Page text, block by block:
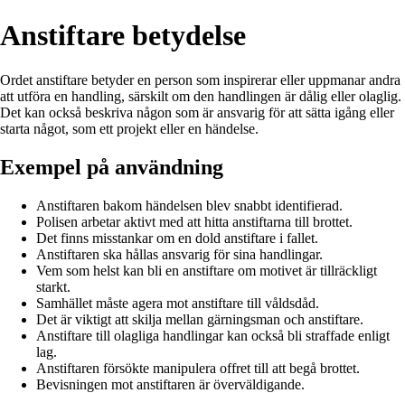
Anstiftare betydelse
Ordet anstiftare betyder en person som inspirerar eller uppmanar andra
att utföra en handling, särskilt om den handlingen är dålig eller olaglig.
Det kan också beskriva någon som är ansvarig för att sätta igång eller
starta något, som ett projekt eller en händelse.
Exempel på användning
Anstiftaren bakom händelsen blev snabbt identifierad.
Polisen arbetar aktivt med att hitta anstiftarna till brottet.
Det finns misstankar om en dold anstiftare i fallet.
Anstiftaren ska hållas ansvarig för sina handlingar.
Vem som helst kan bli en anstiftare om motivet är tillräckligt
starkt.
Samhället måste agera mot anstiftare till våldsdåd.
Det är viktigt att skilja mellan gärningsman och anstiftare.
Anstiftare till olagliga handlingar kan också bli straffade enligt
lag.
Anstiftaren försökte manipulera offret till att begå brottet.
Bevisningen mot anstiftaren är överväldigande.